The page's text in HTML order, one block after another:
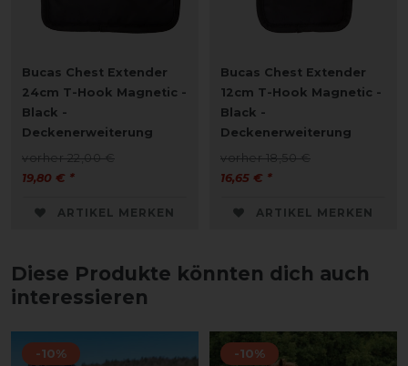
Bucas Chest Extender
24cm T-Hook Magnetic -
Black -
Deckenerweiterung
vorher 22,00 €
19,80 € *
ARTIKEL MERKEN
Bucas Chest Extender
12cm T-Hook Magnetic -
Black -
Deckenerweiterung
vorher 18,50 €
16,65 € *
ARTIKEL MERKEN
Diese Produkte könnten dich auch
interessieren
-10% -10%